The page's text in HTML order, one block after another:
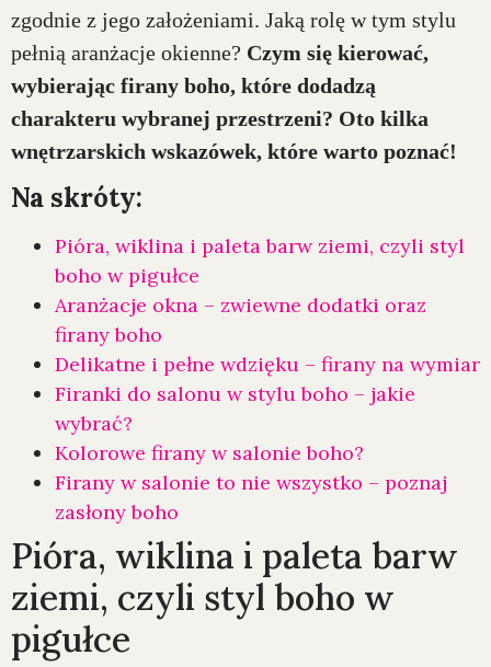
zgodnie z jego założeniami. Jaką rolę w tym stylu
pełnią aranżacje okienne? Czym się kierować,
wybierając firany boho, które dodadzą
charakteru wybranej przestrzeni? Oto kilka
wnętrzarskich wskazówek, które warto poznać!
Na skróty:
Pióra, wiklina i paleta barw ziemi, czyli styl
boho w pigułce
Aranżacje okna – zwiewne dodatki oraz
firany boho
Delikatne i pełne wdzięku – firany na wymiar
Firanki do salonu w stylu boho – jakie
wybrać?
Kolorowe firany w salonie boho?
Firany w salonie to nie wszystko – poznaj
zasłony boho
Pióra, wiklina i paleta barw
ziemi, czyli styl boho w
pigułce